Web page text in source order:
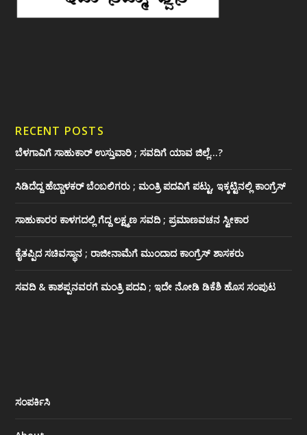
RECENT POSTS
ಬೆಳಗಾವಿಗೆ ಸಾಹುಕಾರ್ ಉಸ್ತುವಾರಿ ; ಸವದಿಗೆ ಯಾವ ಜಿಲ್ಲೆ…?
ಸಿಡಿದೆದ್ದ ಹೆಬ್ಬಾಳಕರ್ ಬೆಂಬಲಿಗರು ; ಮಂತ್ರಿ ಪದವಿಗೆ ‌ಪಟ್ಟು, ಇಕ್ಕಟ್ಟಿನಲ್ಲಿ ಕಾಂಗ್ರೆಸ್
ಸಾಹುಕಾರರ ಕಾಳಗದಲ್ಲಿ ಗೆದ್ದ ಲಕ್ಷ್ಮಣ ಸವದಿ ; ಪ್ರಮಾಣವಚನ ಸ್ವೀಕಾರ
ಕೈತಪ್ಪಿದ ಸಚಿವಸ್ಥಾನ ; ರಾಜೀನಾಮೆಗೆ ಮುಂದಾದ ಕಾಂಗ್ರೆಸ್ ‌ಶಾಸಕರು
ಸವದಿ & ಕಾಶಪ್ಪನವರಗೆ ಮಂತ್ರಿ ಪದವಿ ; ಇದೇ ನೋಡಿ‌ ಡಿಕೆಶಿ ಹೊಸ ಸಂಪುಟ
ಸಂಪರ್ಕಿಸಿ